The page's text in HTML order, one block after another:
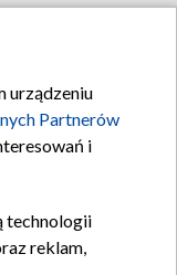
urządzeniu
Partnerów
i
technologii
reklam,